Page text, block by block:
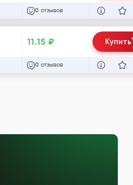
0 отзывов
11.15 ₽
0 отзывов
Купить